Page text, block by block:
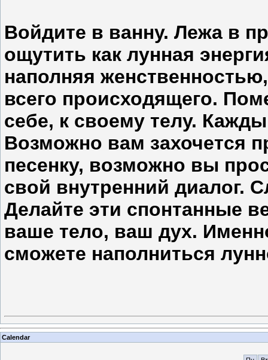
Войдите в ванну. Лежа в
ощутить как лунная
наполняя
всего происходящего.
себе, к своему телу.
Возможно вам захочется
песенку, возможно вы
свой внутренний диалог.
Делайте эти спонтанные
ваше тело, ваш дух.
сможете наполниться
Calendar